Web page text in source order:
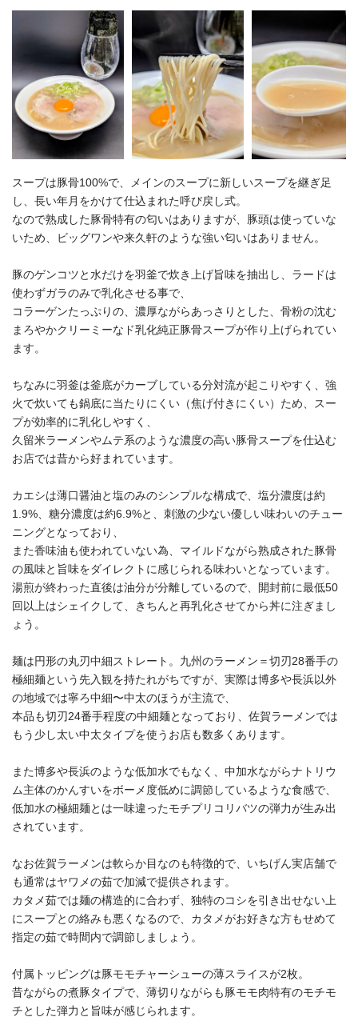
スープは豚骨100%で、メインのスープに新しいスープを継ぎ足
し、長い年月をかけて仕込まれた呼び戻し式。
なので熟成した豚骨特有の匂いはありますが、豚頭は使っていな
いため、ビッグワンや来久軒のような強い匂いはありません。
豚のゲンコツと水だけを羽釜で炊き上げ旨味を抽出し、ラードは
使わずガラのみで乳化させる事で、
コラーゲンたっぷりの、濃厚ながらあっさりとした、骨粉の沈む
まろやかクリーミーなド乳化純正豚骨スープが作り上げられてい
ます。
ちなみに羽釜は釜底がカーブしている分対流が起こりやすく、強
火で炊いても鍋底に当たりにくい（焦げ付きにくい）ため、スー
プが効率的に乳化しやすく、
久留米ラーメンやムテ系のような濃度の高い豚骨スープを仕込む
お店では昔から好まれています。
カエシは薄口醤油と塩のみのシンプルな構成で、塩分濃度は約
1.9%、糖分濃度は約6.9%と、刺激の少ない優しい味わいのチュー
ニングとなっており、
また香味油も使われていない為、マイルドながら熟成された豚骨
の風味と旨味をダイレクトに感じられる味わいとなっています。
湯煎が終わった直後は油分が分離しているので、開封前に最低50
回以上はシェイクして、きちんと再乳化させてから丼に注ぎまし
ょう。
麺は円形の丸刃中細ストレート。九州のラーメン＝切刃28番手の
極細麺という先入観を持たれがちですが、実際は博多や長浜以外
の地域では寧ろ中細〜中太のほうが主流で、
本品も切刃24番手程度の中細麺となっており、佐賀ラーメンでは
もう少し太い中太タイプを使うお店も数多くあります。
また博多や長浜のような低加水でもなく、中加水ながらナトリウ
ム主体のかんすいをボーメ度低めに調節しているような食感で、
低加水の極細麺とは一味違ったモチプリコリバツの弾力が生み出
されています。
なお佐賀ラーメンは軟らか目なのも特徴的で、いちげん実店舗で
も通常はヤワメの茹で加減で提供されます。
カタメ茹では麺の構造的に合わず、独特のコシを引き出せない上
にスープとの絡みも悪くなるので、カタメがお好きな方もせめて
指定の茹で時間内で調節しましょう。
付属トッピングは豚モモチャーシューの薄スライスが2枚。
昔ながらの煮豚タイプで、薄切りながらも豚モモ肉特有のモチモ
チとした弾力と旨味が感じられます。